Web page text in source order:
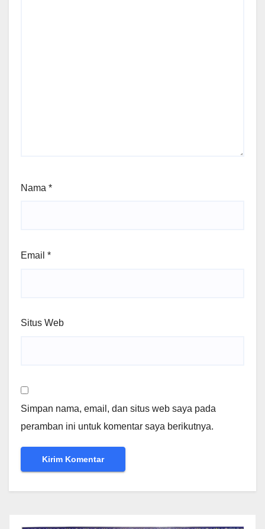
Nama *
Email *
Situs Web
Simpan nama, email, dan situs web saya pada
peramban ini untuk komentar saya berikutnya.